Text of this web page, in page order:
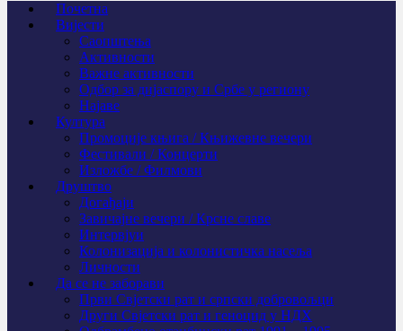
Почетна
Вијести
Саопштења
Активности
Важне активности
Одбор за дијаспору и Србе у региону
Најаве
Култура
Промоције књига / Књижевне вечери
Фестивали / Концерти
Изложбе / Филмови
Друштво
Догађаји
Завичајне вечери / Крсне славе
Интервјуи
Колонизација и колонистичка насеља
Личности
Да се не заборави
Први Свјeтски рат и српски добровољци
Други Свјетски рат и геноцид у НДХ